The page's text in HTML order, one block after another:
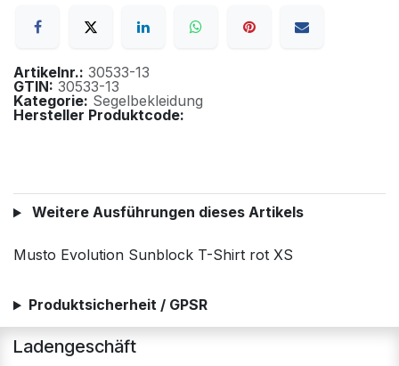
Artikelnr.: 30533-13
GTIN: 30533-13
Kategorie: Segelbekleidung
Hersteller Produktcode:
Weitere Ausführungen dieses Artikels
Musto Evolution Sunblock T-Shirt rot XS
Produktsicherheit / GPSR
Ladengeschäft